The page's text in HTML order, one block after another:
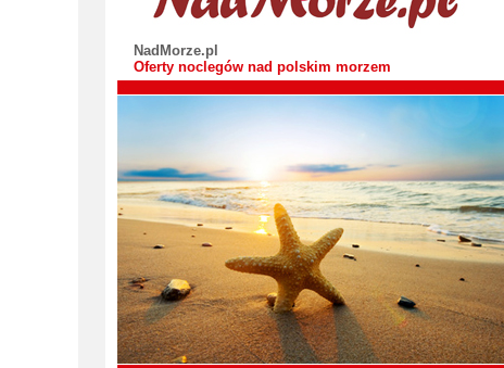
NadMorze.pl
Oferty noclegów nad polskim morzem